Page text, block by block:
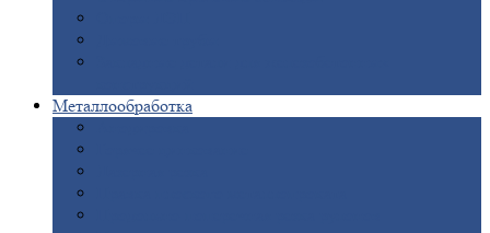
Металлообработка